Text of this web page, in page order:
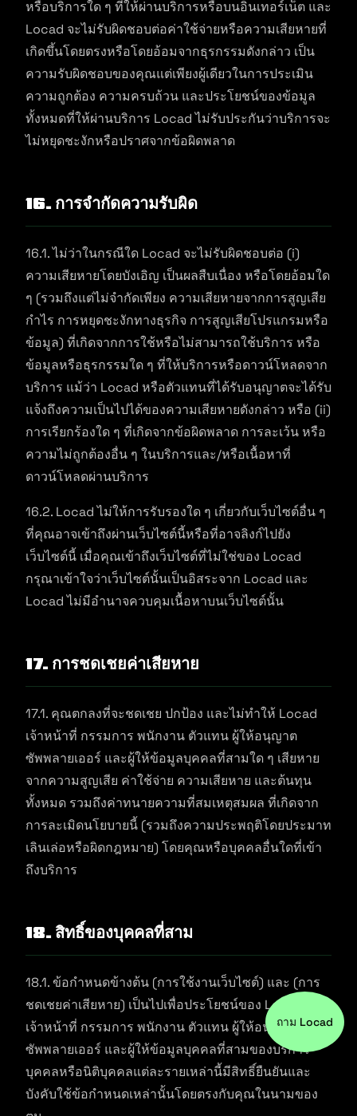
หรือบริการใด ๆ ที่ให้ผ่านบริการหรือบนอินเทอร์เน็ต และ
Locad จะไม่รับผิดชอบต่อค่าใช้จ่ายหรือความเสียหายที่
เกิดขึ้นโดยตรงหรือโดยอ้อมจากธุรกรรมดังกล่าว เป็น
ความรับผิดชอบของคุณแต่เพียงผู้เดียวในการประเมิน
ความถูกต้อง ความครบถ้วน และประโยชน์ของข้อมูล
ทั้งหมดที่ให้ผ่านบริการ Locad ไม่รับประกันว่าบริการจะ
ไม่หยุดชะงักหรือปราศจากข้อผิดพลาด
16. การจำกัดความรับผิด
16.1. ไม่ว่าในกรณีใด Locad จะไม่รับผิดชอบต่อ (i)
ความเสียหายโดยบังเอิญ เป็นผลสืบเนื่อง หรือโดยอ้อมใด
ๆ (รวมถึงแต่ไม่จำกัดเพียง ความเสียหายจากการสูญเสีย
กำไร การหยุดชะงักทางธุรกิจ การสูญเสียโปรแกรมหรือ
ข้อมูล) ที่เกิดจากการใช้หรือไม่สามารถใช้บริการ หรือ
ข้อมูลหรือธุรกรรมใด ๆ ที่ให้บริการหรือดาวน์โหลดจาก
บริการ แม้ว่า Locad หรือตัวแทนที่ได้รับอนุญาตจะได้รับ
แจ้งถึงความเป็นไปได้ของความเสียหายดังกล่าว หรือ (ii)
การเรียกร้องใด ๆ ที่เกิดจากข้อผิดพลาด การละเว้น หรือ
ความไม่ถูกต้องอื่น ๆ ในบริการและ/หรือเนื้อหาที่
ดาวน์โหลดผ่านบริการ
16.2. Locad ไม่ให้การรับรองใด ๆ เกี่ยวกับเว็บไซต์อื่น ๆ
ที่คุณอาจเข้าถึงผ่านเว็บไซต์นี้หรือที่อาจลิงก์ไปยัง
เว็บไซต์นี้ เมื่อคุณเข้าถึงเว็บไซต์ที่ไม่ใช่ของ Locad
กรุณาเข้าใจว่าเว็บไซต์นั้นเป็นอิสระจาก Locad และ
Locad ไม่มีอำนาจควบคุมเนื้อหาบนเว็บไซต์นั้น
17. การชดเชยค่าเสียหาย
17.1. คุณตกลงที่จะชดเชย ปกป้อง และไม่ทำให้ Locad
เจ้าหน้าที่ กรรมการ พนักงาน ตัวแทน ผู้ให้อนุญาต
ซัพพลายเออร์ และผู้ให้ข้อมูลบุคคลที่สามใด ๆ เสียหาย
จากความสูญเสีย ค่าใช้จ่าย ความเสียหาย และต้นทุน
ทั้งหมด รวมถึงค่าทนายความที่สมเหตุสมผล ที่เกิดจาก
การละเมิดนโยบายนี้ (รวมถึงความประพฤติโดยประมาท
เลินเล่อหรือผิดกฎหมาย) โดยคุณหรือบุคคลอื่นใดที่เข้า
ถึงบริการ
18. สิทธิ์ของบุคคลที่สาม
18.1. ข้อกำหนดข้างต้น (การใช้งานเว็บไซต์) และ (การ
ชดเชยค่าเสียหาย) เป็นไปเพื่อประโยชน์ของ Locad และ
เจ้าหน้าที่ กรรมการ พนักงาน ตัวแทน ผู้ให้อนุญาต
ซัพพลายเออร์ และผู้ให้ข้อมูลบุคคลที่สามของบริการ
บุคคลหรือนิติบุคคลแต่ละรายเหล่านี้มีสิทธิ์ยืนยันและ
บังคับใช้ข้อกำหนดเหล่านั้นโดยตรงกับคุณในนามของ
ถาม Locad